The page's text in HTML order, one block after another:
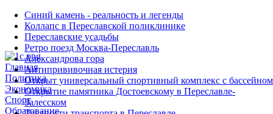
Главная
Политика
Экономика
Спорт
Образование
Синий камень - реальность и легенды
Коллапс в Переславской поликлинике
Переславские усадьбы
Ретро поезд Москва-Переславль
Александрова гора
Антипрививочная истерия
Открыт универсальный спортивный комплекс с бассейном
Открытие памятника Достоевскому в Переславле-
Залесском